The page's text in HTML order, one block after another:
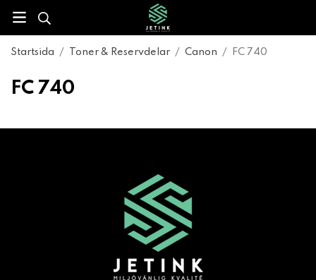
Startsida / Toner & Reservdelar / Canon / FC 740
FC 740